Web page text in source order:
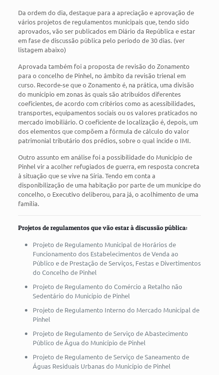
Da ordem do dia, destaque para a apreciação e aprovação de
vários projetos de regulamentos municipais que, tendo sido
aprovados, vão ser publicados em Diário da República e estar
em fase de discussão pública pelo período de 30 dias. (ver
listagem abaixo)
Aprovada também foi a proposta de revisão do Zonamento
para o concelho de Pinhel, no âmbito da revisão trienal em
curso. Recorde-se que o Zonamento é, na prática, uma divisão
do município em zonas às quais são atribuídos diferentes
coeficientes, de acordo com critérios como as acessibilidades,
transportes, equipamentos sociais ou os valores praticados no
mercado imobiliário. O coeficiente de localização é, depois, um
dos elementos que compõem a fórmula de cálculo do valor
patrimonial tributário dos prédios, sobre o qual incide o IMI.
Outro assunto em análise foi a possibilidade do Município de
Pinhel vir a acolher refugiados de guerra, em resposta concreta
à situação que se vive na Síria. Tendo em conta a
disponibilização de uma habitação por parte de um munícipe do
concelho, o Executivo deliberou, para já, o acolhimento de uma
família.
Projetos de regulamentos que vão estar à discussão pública:
Projeto de Regulamento Municipal de Horários de
Funcionamento dos Estabelecimentos de Venda ao
Público e de Prestação de Serviços, Festas e Divertimentos
do Concelho de Pinhel
Projeto de Regulamento do Comércio a Retalho não
Sedentário do Município de Pinhel
Projeto de Regulamento Interno do Mercado Municipal de
Pinhel
Projeto de Regulamento de Serviço de Abastecimento
Público de Água do Município de Pinhel
Projeto de Regulamento de Serviço de Saneamento de
Águas Residuais Urbanas do Município de Pinhel